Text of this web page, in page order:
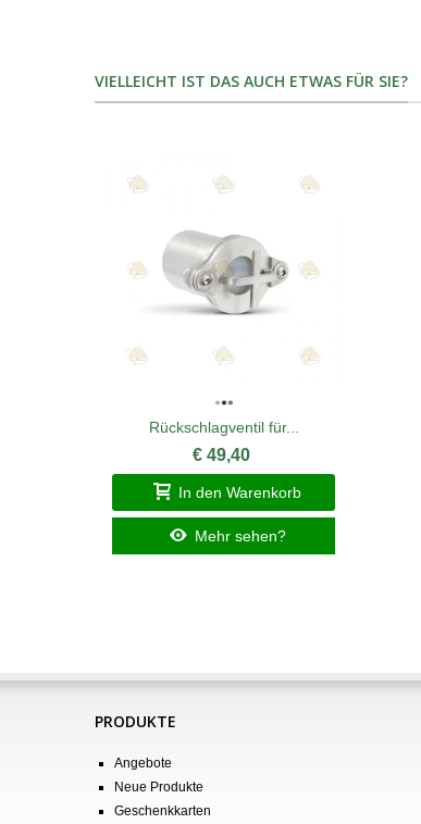
VIELLEICHT IST DAS AUCH ETWAS FÜR SIE?
Rückschlagventil für...
€ 49,40
In den Warenkorb
Mehr sehen?
PRODUKTE
Angebote
Neue Produkte
Geschenkkarten